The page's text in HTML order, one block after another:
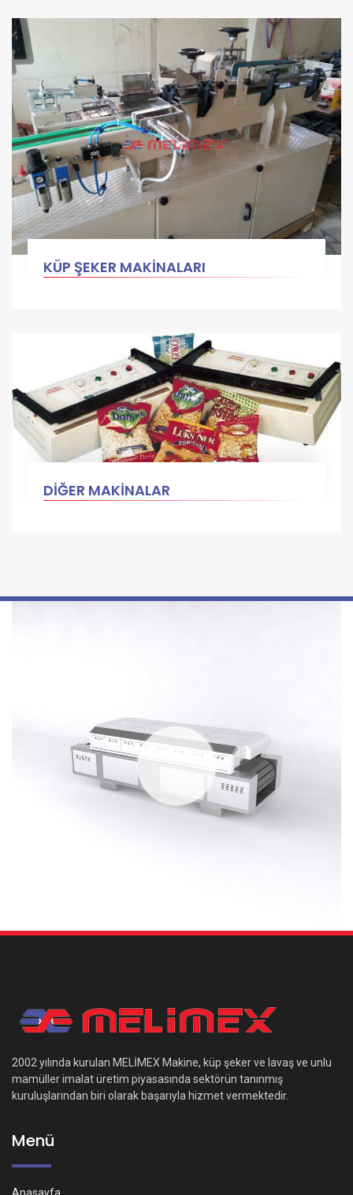
KÜP ŞEKER MAKİNALARI
DİĞER MAKİNALAR
2002 yılında kurulan MELİMEX Makine, küp şeker ve lavaş ve unlu
mamüller imalat üretim piyasasında sektörün tanınmış
kuruluşlarından biri olarak başarıyla hizmet vermektedir.
Menü
Anasayfa